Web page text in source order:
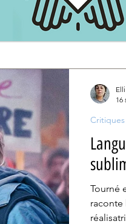
Tourné
raconte
Critiques
16